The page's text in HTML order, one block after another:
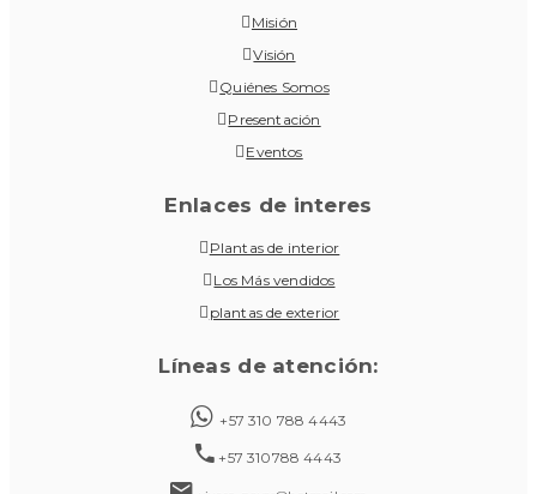
Misión
Visión
Quiénes Somos
Presentación
Eventos
Enlaces de interes
Plantas de interior
Los Más vendidos
plantas de exterior
Líneas de atención:
+57 310 788 4443
+57 310788 4443